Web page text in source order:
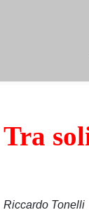
Tra
Riccardo Tonelli